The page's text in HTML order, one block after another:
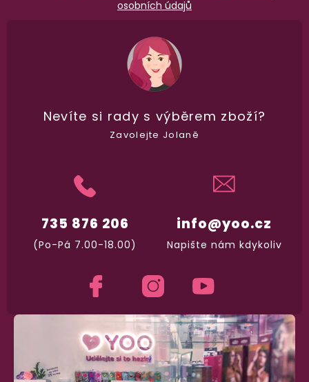
osobních údajů
info@yoo.cz
Napište nám kdykoliv
735 876 206
(Po-Pá 7.00-18.00)
Nevíte si rady s výběrem zboží?
Zavolejte Jolaně